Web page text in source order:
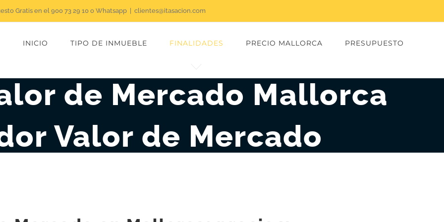
Gratis en el 900 73 29 10 o Whatsapp clientes@itasacion.com
INICIO TIPO DE INMUEBLE FINALIDADES PRECIO MALLORCA PRESUPUESTO
de Mercado Mallorca
Valor de Mercado